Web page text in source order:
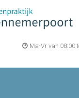
Ma-Vr van 08:00